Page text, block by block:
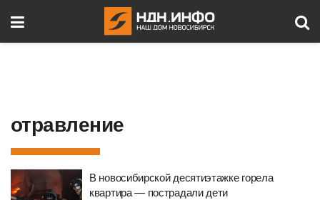
отравление
В новосибирской десятиэтажке горела
квартира — пострадали дети